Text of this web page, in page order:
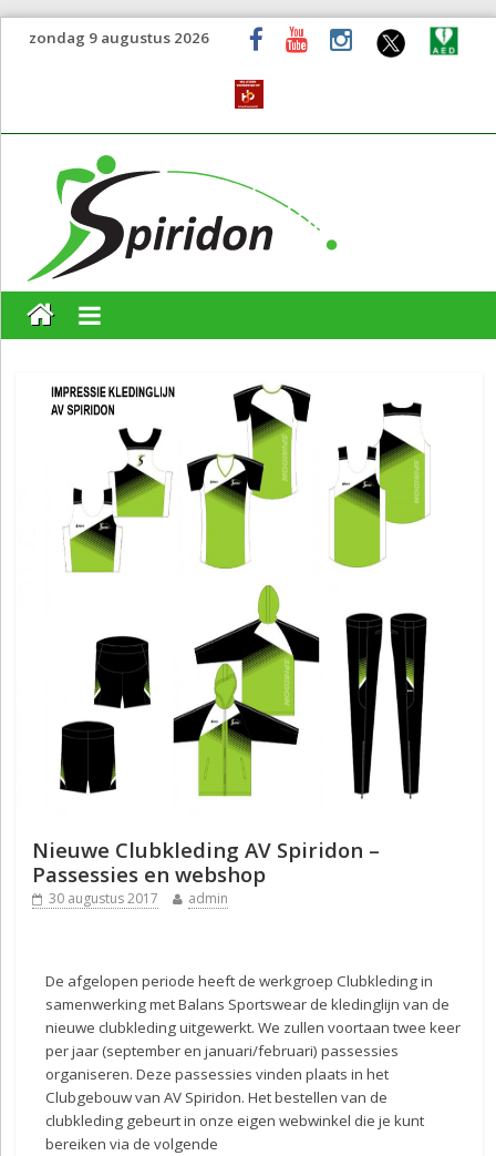
zondag 9 augustus 2026
Nieuwe Clubkleding AV Spiridon –
Passessies en webshop
30 augustus 2017 admin
De afgelopen periode heeft de werkgroep Clubkleding in
samenwerking met Balans Sportswear de kledinglijn van de
nieuwe clubkleding uitgewerkt. We zullen voortaan twee keer
per jaar (september en januari/februari) passessies
organiseren. Deze passessies vinden plaats in het
Clubgebouw van AV Spiridon. Het bestellen van de
clubkleding gebeurt in onze eigen webwinkel die je kunt
bereiken via de volgende